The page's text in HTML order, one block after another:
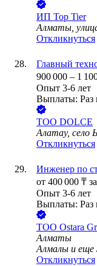
ИП Top Tier
Алматы,
Откликнуться
Главный
900 000 – 1
Опыт 3-6 лет
Выплаты: Раз
ТОО DOLCE
Алатау,
Откликнуться
Инженер по
от 400 000 ₸
Опыт 3-6 лет
Выплаты: Раз
ТОО Ostara
Алматы
Алмалы и еще
Откликнуться